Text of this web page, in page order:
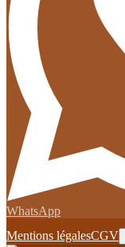
WhatsApp
Mentions légalesCGV